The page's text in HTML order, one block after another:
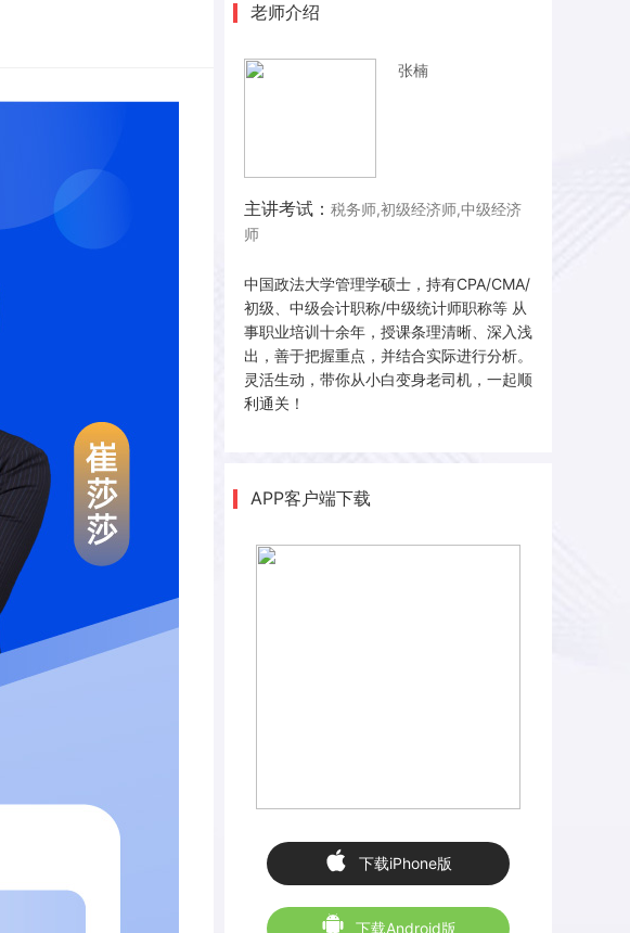
老师介绍
张楠
主讲考试： 税务师,初级经济师,中级经济
师
中国政法大学管理学硕士，持有CPA/CMA/
初级、中级会计职称/中级统计师职称等 从
事职业培训十余年，授课条理清晰、深入浅
出，善于把握重点，并结合实际进行分析。
灵活生动，带你从小白变身老司机，一起顺
利通关！
APP客户端下载
下载iPhone版
下载Android版